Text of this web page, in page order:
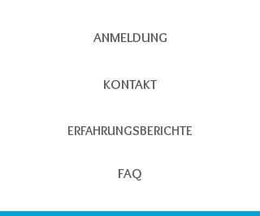
ANMELDUNG
KONTAKT
ERFAHRUNGSBERICHTE
FAQ